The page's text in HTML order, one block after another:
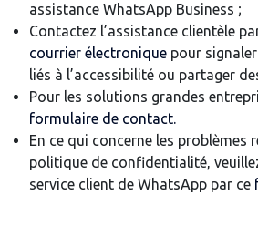
assistance WhatsApp Business ;
Contactez l’assistance clientèle
courrier électronique pour
liés à l’accessibilité ou partager
Pour les solutions grandes
formulaire de contact.
En ce qui concerne les problèmes
politique de confidentialité,
service client de WhatsApp par ce